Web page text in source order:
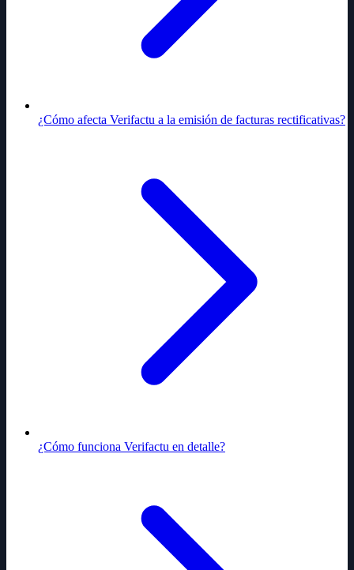
¿Cómo afecta Verifactu a la emisión de facturas rectificativas?
¿Cómo funciona Verifactu en detalle?